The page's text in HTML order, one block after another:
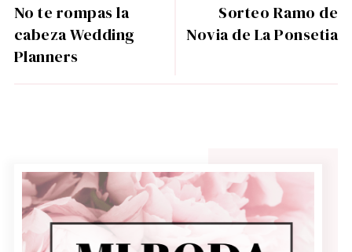
No te rompas la
cabeza Wedding
Planners
Sorteo Ramo de
Novia de La Ponsetia